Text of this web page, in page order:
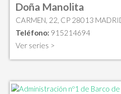
Doña Manolita
CARMEN, 22, CP 28013
Teléfono: 915214694
Ver series >